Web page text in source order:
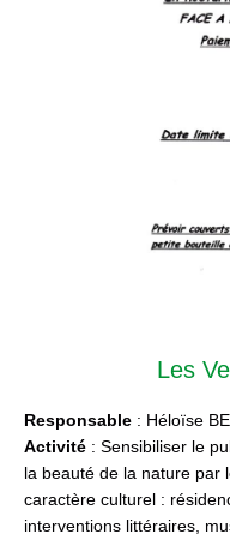
Les
Responsable : Héloïse
Activité : Sensibiliser le
la beauté de la nature par
caractère culturel :
interventions littéraires,